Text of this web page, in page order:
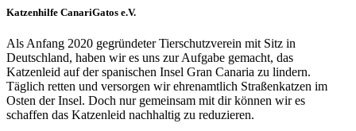
Katzenhilfe CanariGatos e.V.
Als Anfang 2020 gegründeter Tierschutzverein mit Sitz in
Deutschland, haben wir es uns zur Aufgabe gemacht, das
Katzenleid auf der spanischen Insel Gran Canaria zu lindern.
Täglich retten und versorgen wir ehrenamtlich Straßenkatzen im
Osten der Insel. Doch nur gemeinsam mit dir können wir es
schaffen das Katzenleid nachhaltig zu reduzieren.